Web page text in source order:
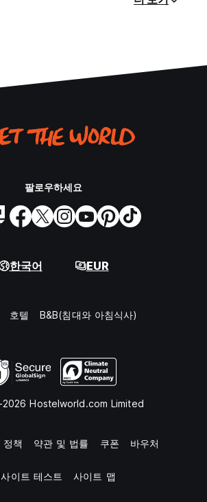
팔로우하세요
한국어 EUR
호텔 B&B(침대와 아침식사)
Hostelworld.com Limited
책 약관 및 법률 쿠폰 바우처
이트 테스트 사이트 맵